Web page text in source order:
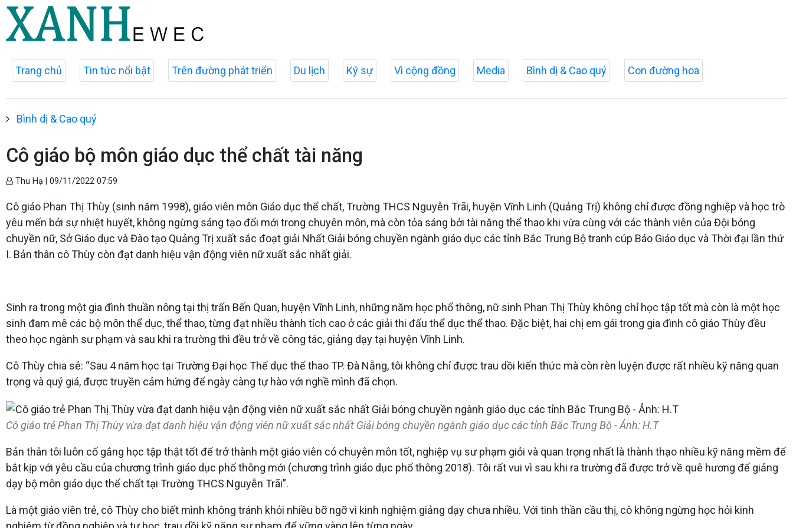
Trang chủ Tin tức nổi bật Trên đường phát triển Du lịch Ký sự Vì cộng đồng Media Bình dị & Cao quý Con đường hoa
Bình dị & Cao quý
Cô giáo bộ môn giáo dục thể chất tài năng
Thu Hạ | 09/11/2022 07:59
Cô giáo Phan Thị Thùy (sinh năm 1998), giáo viên môn Giáo dục thể chất, Trường THCS Nguyễn Trãi, huyện Vĩnh Linh (Quảng Trị) không chỉ được đồng nghiệp và học trò
yêu mến bởi sự nhiệt huyết, không ngừng sáng tạo đổi mới trong chuyên môn, mà còn tỏa sáng bởi tài năng thể thao khi vừa cùng với các thành viên của Đội bóng
chuyền nữ, Sở Giáo dục và Đào tạo Quảng Trị xuất sắc đoạt giải Nhất Giải bóng chuyền ngành giáo dục các tỉnh Bắc Trung Bộ tranh cúp Báo Giáo dục và Thời đại lần thứ
I. Bản thân cô Thùy còn đạt danh hiệu vận động viên nữ xuất sắc nhất giải.
Sinh ra trong một gia đình thuần nông tại thị trấn Bến Quan, huyện Vĩnh Linh, những năm học phổ thông, nữ sinh Phan Thị Thùy không chỉ học tập tốt mà còn là một học
sinh đam mê các bộ môn thể dục, thể thao, từng đạt nhiều thành tích cao ở các giải thi đấu thể dục thể thao. Đặc biệt, hai chị em gái trong gia đình cô giáo Thùy đều
theo học ngành sư phạm và sau khi ra trường thì đều trở về công tác, giảng dạy tại huyện Vĩnh Linh.
Cô Thùy chia sẻ: “Sau 4 năm học tại Trường Đại học Thể dục thể thao TP. Đà Nẵng, tôi không chỉ được trau dồi kiến thức mà còn rèn luyện được rất nhiều kỹ năng quan
trọng và quý giá, được truyền cảm hứng để ngày càng tự hào với nghề mình đã chọn.
Cô giáo trẻ Phan Thị Thùy vừa đạt danh hiệu vận động viên nữ xuất sắc nhất Giải bóng chuyền ngành giáo dục các tỉnh Bắc Trung Bộ - Ảnh: H.T
Bản thân tôi luôn cố gắng học tập thật tốt để trở thành một giáo viên có chuyên môn tốt, nghiệp vụ sư phạm giỏi và quan trọng nhất là thành thạo nhiều kỹ năng mềm để
bắt kịp với yêu cầu của chương trình giáo dục phổ thông mới (chương trình giáo dục phổ thông 2018). Tôi rất vui vì sau khi ra trường đã được trở về quê hương để giảng
dạy bộ môn giáo dục thể chất tại Trường THCS Nguyễn Trãi”.
Là một giáo viên trẻ, cô Thùy cho biết mình không tránh khỏi nhiều bỡ ngỡ vì kinh nghiệm giảng dạy chưa nhiều. Với tinh thần cầu thị, cô không ngừng học hỏi kinh